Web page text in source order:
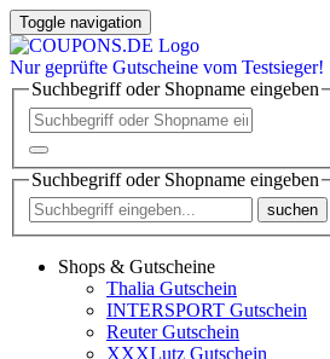
Toggle navigation
Nur geprüfte Gutscheine vom Testsieger!
Suchbegriff oder Shopname eingeben
Suchbegriff oder Shopname eingeben
suchen
Shops & Gutscheine
Thalia Gutschein
INTERSPORT Gutschein
Reuter Gutschein
XXXLutz Gutschein